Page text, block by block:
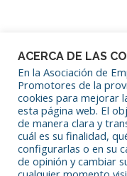
ACERCA DE LAS
En la Asociación de
Promotores de la
cookies para mejorar
esta página web. El
de manera clara y
cuál es su finalidad,
configurarlas o en su
de opinión y cambiar